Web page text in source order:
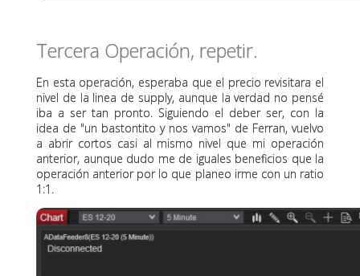
Tercera Operación, repetir.
En esta operación, esperaba que el precio revisitara el
nivel de la linea de supply, aunque la verdad no pensé
iba a ser tan pronto. Siguiendo el deber ser, con la
idea de "un bastontito y nos vamos" de Ferran, vuelvo
a abrir cortos casi al mismo nivel que mi operación
anterior, aunque dudo me de iguales beneficios que la
operación anterior por lo que planeo irme con un ratio
1:1.